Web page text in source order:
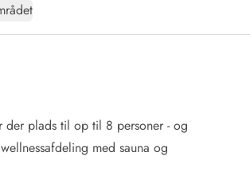
der plads til op til 8 personer - og
med sauna og